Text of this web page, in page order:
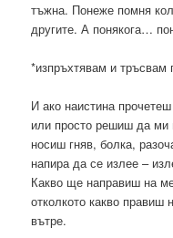
тъжна. Понеже помня
другите. А понякога…
*изпръхтявам и тръсвам
И ако наистина
или просто решиш да
носиш гняв, болка,
напира да се излее –
Какво ще направиш на
отколкото какво
вътре.